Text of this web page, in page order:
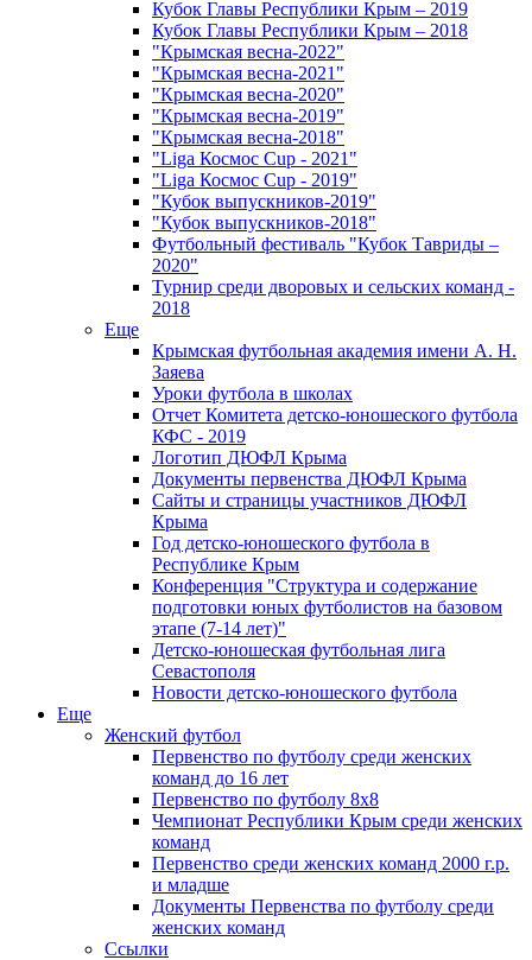
Кубок Главы Республики Крым – 2019
Кубок Главы Республики Крым – 2018
"Крымская весна-2022"
"Крымская весна-2021"
"Крымская весна-2020"
"Крымская весна-2019"
"Крымская весна-2018"
"Liga Космос Cup - 2021"
"Liga Космос Cup - 2019"
"Кубок выпускников-2019"
"Кубок выпускников-2018"
Футбольный фестиваль "Кубок Тавриды –
2020"
Турнир среди дворовых и сельских команд -
2018
Еще
Крымская футбольная академия имени А. Н.
Заяева
Уроки футбола в школах
Отчет Комитета детско-юношеского футбола
КФС - 2019
Логотип ДЮФЛ Крыма
Документы первенства ДЮФЛ Крыма
Сайты и страницы участников ДЮФЛ
Крыма
Год детско-юношеского футбола в
Республике Крым
Конференция "Структура и содержание
подготовки юных футболистов на базовом
этапе (7-14 лет)"
Детско-юношеская футбольная лига
Севастополя
Новости детско-юношеского футбола
Еще
Женский футбол
Первенство по футболу среди женских
команд до 16 лет
Первенство по футболу 8х8
Чемпионат Республики Крым среди женских
команд
Первенство среди женских команд 2000 г.р.
и младше
Документы Первенства по футболу среди
женских команд
Ссылки